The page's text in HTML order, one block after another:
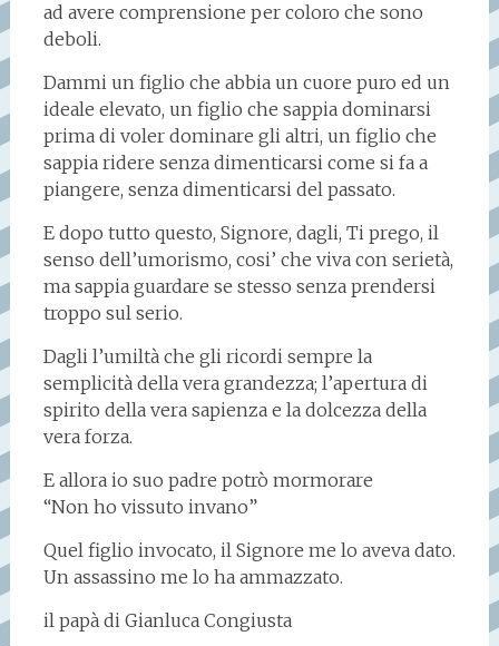
ad avere comprensione per coloro che sono
deboli.
Dammi un figlio che abbia un cuore puro ed un
ideale elevato, un figlio che sappia dominarsi
prima di voler dominare gli altri, un figlio che
sappia ridere senza dimenticarsi come si fa a
piangere, senza dimenticarsi del passato.
E dopo tutto questo, Signore, dagli, Ti prego, il
senso dell’umorismo, cosi’ che viva con serietà,
ma sappia guardare se stesso senza prendersi
troppo sul serio.
Dagli l’umiltà che gli ricordi sempre la
semplicità della vera grandezza; l’apertura di
spirito della vera sapienza e la dolcezza della
vera forza.
E allora io suo padre potrò mormorare
“Non ho vissuto invano”
Quel figlio invocato, il Signore me lo aveva dato.
Un assassino me lo ha ammazzato.
il papà di Gianluca Congiusta